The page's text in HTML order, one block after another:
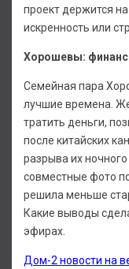
проект держится
искренность или
Хорошевы:
Семейная пара
лучшие времена.
тратить деньги,
после китайских
разрыва их
совместные фото
решила меньше
Какие выводы
эфирах.
Дом-2 новости на